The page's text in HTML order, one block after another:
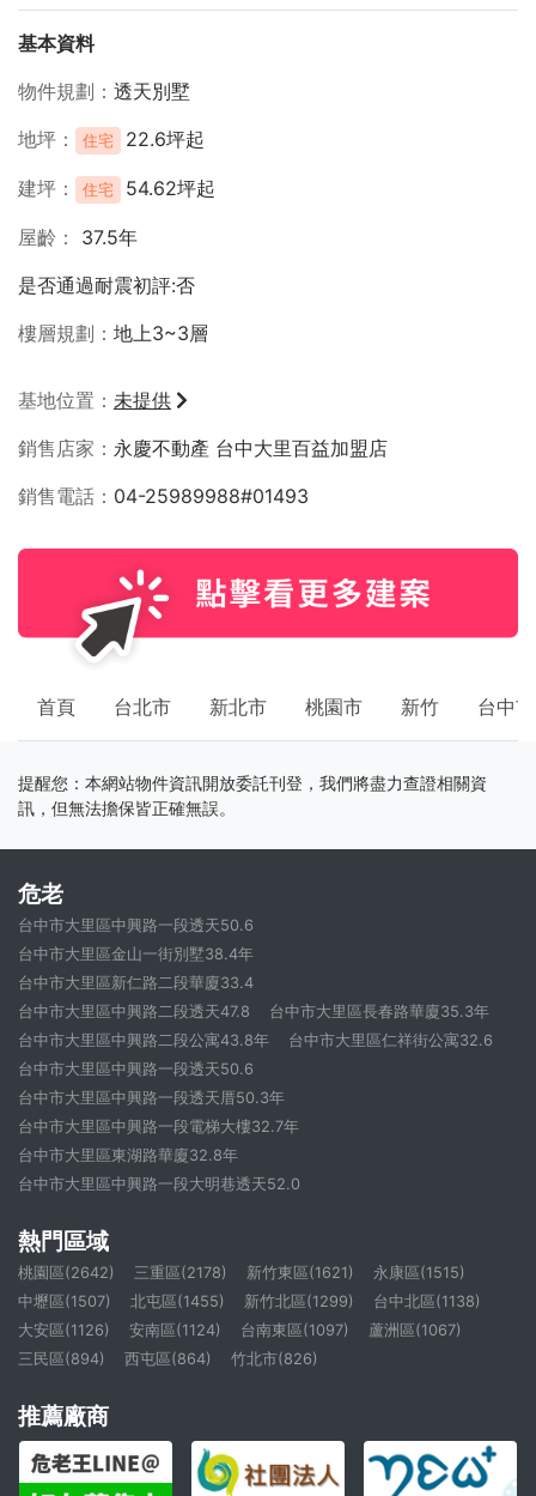
基本資料
物件規劃
透天別墅
地坪
住宅 22.6坪起
建坪 住宅 54.62坪起
屋齡
37.5年
是否通過耐震初評:否
樓層規劃
地上3~3層
基地位置
未提供
銷售店家
永慶不動產 台中大里百益加盟店
銷售電話
04-25989988#01493
首頁 台北市 新北市 桃園市 新竹 台中市
提醒您：本網站物件資訊開放委託刊登，我們將盡力查證相關資
訊，但無法擔保皆正確無誤。
危老
台中市大里區中興路一段透天50.6
台中市大里區金山一街別墅38.4年
台中市大里區新仁路二段華廈33.4
台中市大里區中興路二段透天47.8
台中市大里區長春路華廈35.3年
台中市大里區中興路二段公寓43.8年
台中市大里區仁祥街公寓32.6
台中市大里區中興路一段透天50.6
台中市大里區中興路一段透天厝50.3年
台中市大里區中興路一段電梯大樓32.7年
台中市大里區東湖路華廈32.8年
台中市大里區中興路一段大明巷透天52.0
熱門區域
桃園區(2642) 三重區(2178) 新竹東區(1621)
永康區(1515)
中壢區(1507)
北屯區(1455) 新竹北區(1299)
台中北區(1138)
大安區(1126)
安南區(1124) 台南東區(1097)
蘆洲區(1067)
三民區(894)
西屯區(864) 竹北市(826)
推薦廠商